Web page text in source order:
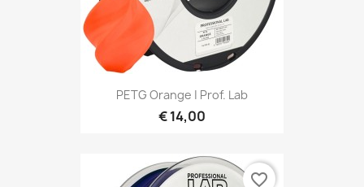
PETG Orange | Prof. Lab
€ 14,00
favorite_border